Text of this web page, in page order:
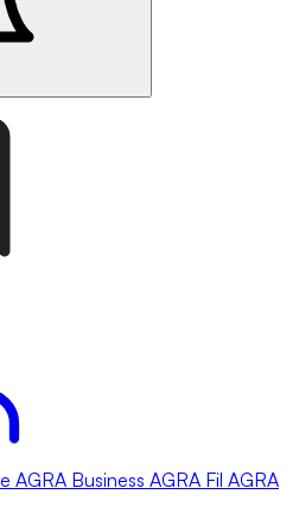
AGRA Business AGRA Fil AGRA